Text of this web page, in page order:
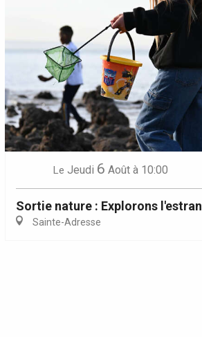
Le Jeudi 6 Août à 10:00
Sortie nature : Explorons l'estran
Sainte-Adresse